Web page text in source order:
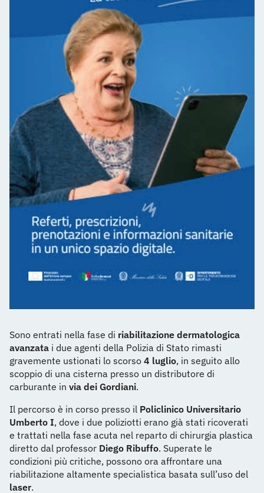
Sono entrati nella fase di riabilitazione dermatologica
avanzata i due agenti della Polizia di Stato rimasti
gravemente ustionati lo scorso 4 luglio, in seguito allo
scoppio di una cisterna presso un distributore di
carburante in via dei Gordiani.
Il percorso è in corso presso il Policlinico Universitario
Umberto I, dove i due poliziotti erano già stati ricoverati
e trattati nella fase acuta nel reparto di chirurgia plastica
diretto dal professor Diego Ribuffo. Superate le
condizioni più critiche, possono ora affrontare una
riabilitazione altamente specialistica basata sull’uso del
laser.